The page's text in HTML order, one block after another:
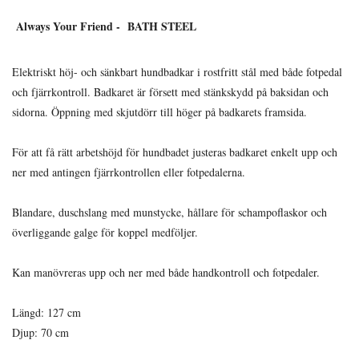
Always Your Friend - BATH STEEL
Elektriskt höj- och sänkbart hundbadkar i rostfritt stål med både fotpedal
och fjärrkontroll. Badkaret är försett med stänkskydd på baksidan och
sidorna. Öppning med skjutdörr till höger på badkarets framsida.
För att få rätt arbetshöjd för hundbadet justeras badkaret enkelt upp och
ner med antingen fjärrkontrollen eller fotpedalerna.
Blandare, duschslang med munstycke, hållare för schampoflaskor och
överliggande galge för koppel medföljer.
Kan manövreras upp och ner med både handkontroll och fotpedaler.
Längd: 127 cm
Djup: 70 cm